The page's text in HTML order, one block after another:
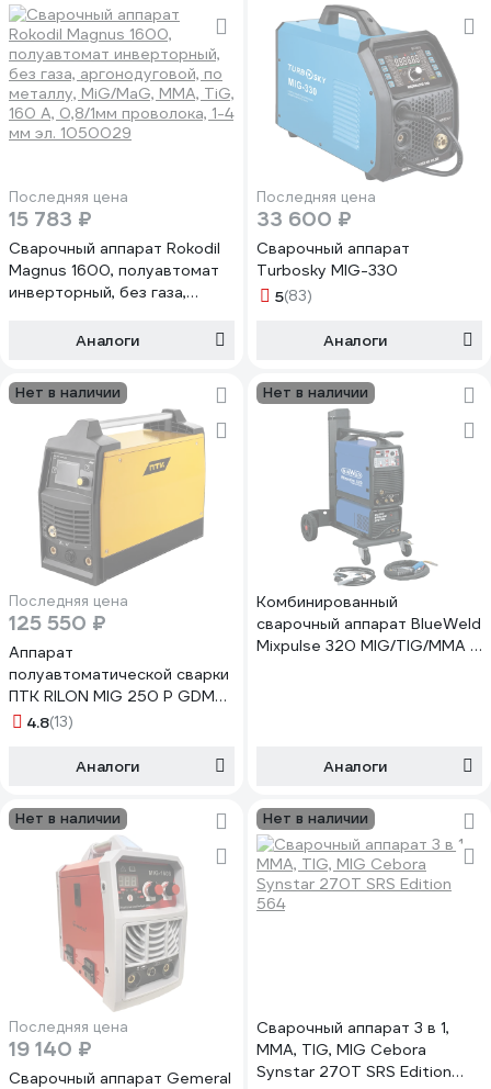
Последняя цена
15 783 ₽
Сварочный аппарат Rokodil
Magnus 1600, полуавтомат
инверторный, без газа,
MiG/MaG, MMA, TiG, 160 A,
1050029
Аналоги
Последняя цена
33 600 ₽
Сварочный аппарат
Turbosky MIG-330
5(83)
Аналоги
Нет в наличии
Последняя цена
125 550 ₽
Аппарат
полуавтоматической сварки
ПТК RILON MIG 250 P GDM
LCD 00000039277
4.8(13)
Аналоги
Нет в наличии
Комбинированный
сварочный аппарат BlueWeld
Mixpulse 320 MIG/TIG/MMA -
Аналоги
Нет в наличии
Последняя цена
19 140 ₽
Сварочный аппарат Gemeral
Нет в наличии
Сварочный аппарат 3 в 1,
MMA, TIG, MIG Cebora
Synstar 270T SRS Edition